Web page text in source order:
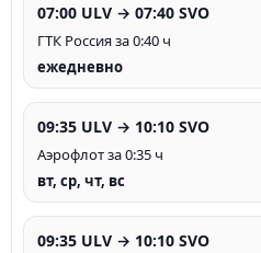
07:00 ULV → 07:40 SVO
ГТК Россия за 0:40 ч
ежедневно
09:35 ULV → 10:10 SVO
Аэрофлот за 0:35 ч
вт, ср, чт, вс
09:35 ULV → 10:10 SVO